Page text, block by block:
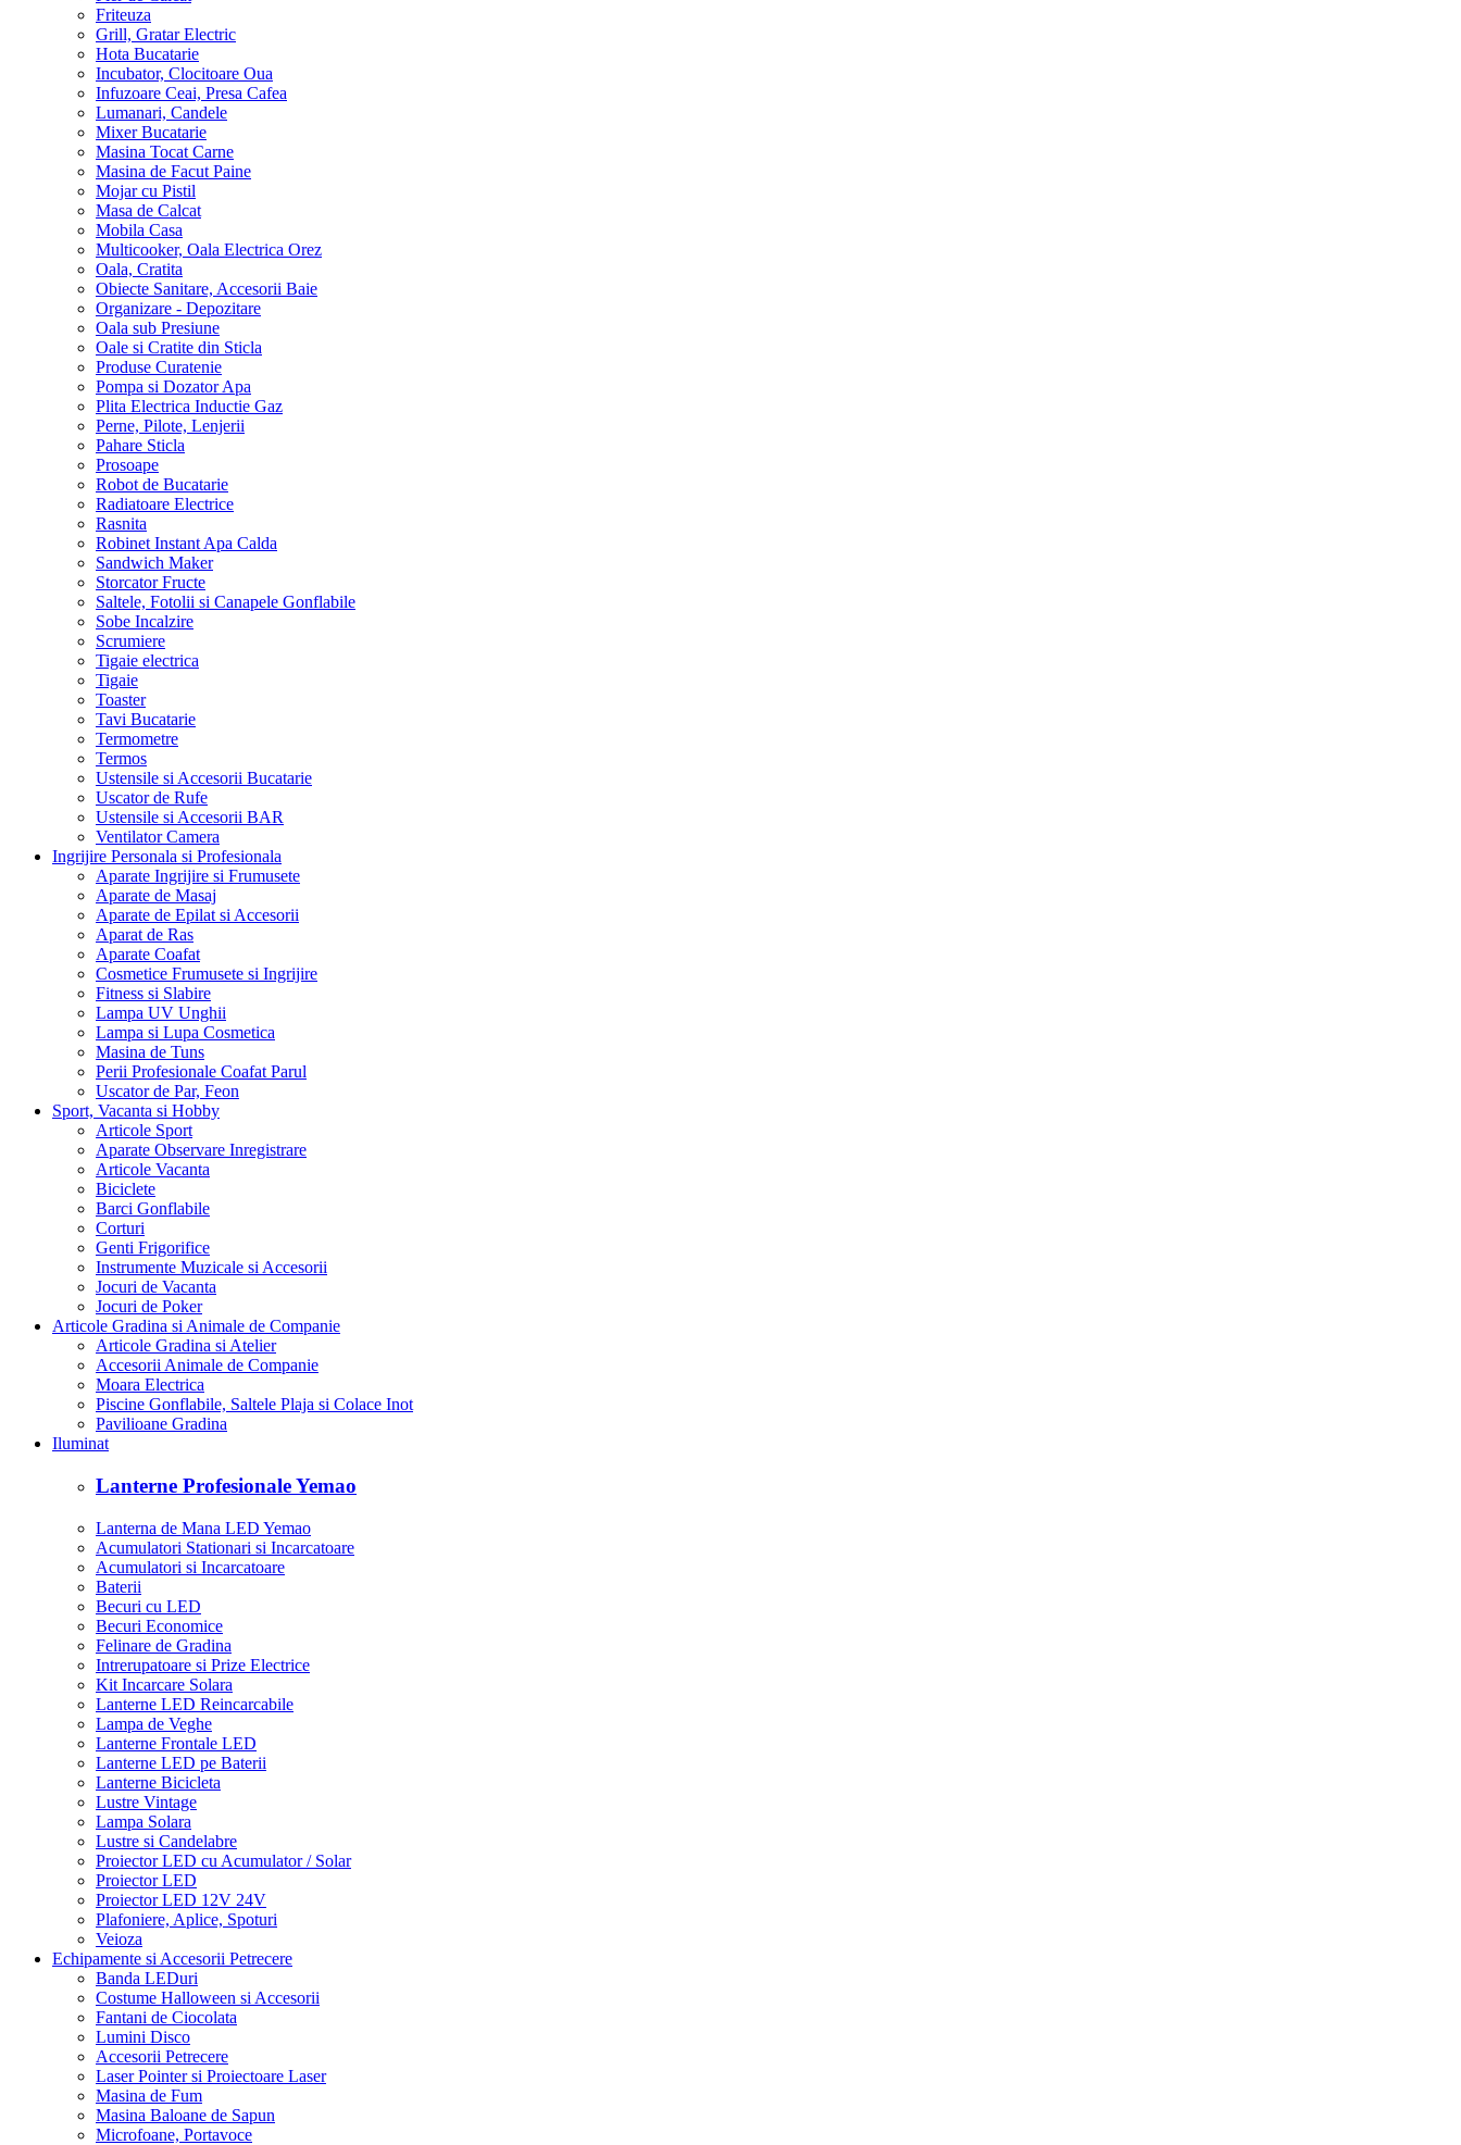
Friteuza
Grill, Gratar Electric
Hota Bucatarie
Incubator, Clocitoare Oua
Infuzoare Ceai, Presa Cafea
Lumanari, Candele
Mixer Bucatarie
Masina Tocat Carne
Masina de Facut Paine
Mojar cu Pistil
Masa de Calcat
Mobila Casa
Multicooker, Oala Electrica Orez
Oala, Cratita
Obiecte Sanitare, Accesorii Baie
Organizare - Depozitare
Oala sub Presiune
Oale si Cratite din Sticla
Produse Curatenie
Pompa si Dozator Apa
Plita Electrica Inductie Gaz
Perne, Pilote, Lenjerii
Pahare Sticla
Prosoape
Robot de Bucatarie
Radiatoare Electrice
Rasnita
Robinet Instant Apa Calda
Sandwich Maker
Storcator Fructe
Saltele, Fotolii si Canapele Gonflabile
Sobe Incalzire
Scrumiere
Tigaie electrica
Tigaie
Toaster
Tavi Bucatarie
Termometre
Termos
Ustensile si Accesorii Bucatarie
Uscator de Rufe
Ustensile si Accesorii BAR
Ventilator Camera
Ingrijire Personala si Profesionala
Aparate Ingrijire si Frumusete
Aparate de Masaj
Aparate de Epilat si Accesorii
Aparat de Ras
Aparate Coafat
Cosmetice Frumusete si Ingrijire
Fitness si Slabire
Lampa UV Unghii
Lampa si Lupa Cosmetica
Masina de Tuns
Perii Profesionale Coafat Parul
Uscator de Par, Feon
Sport, Vacanta si Hobby
Articole Sport
Aparate Observare Inregistrare
Articole Vacanta
Biciclete
Barci Gonflabile
Corturi
Genti Frigorifice
Instrumente Muzicale si Accesorii
Jocuri de Vacanta
Jocuri de Poker
Articole Gradina si Animale de Companie
Articole Gradina si Atelier
Accesorii Animale de Companie
Moara Electrica
Piscine Gonflabile, Saltele Plaja si Colace Inot
Pavilioane Gradina
Iluminat
Lanterne Profesionale Yemao
Lanterna de Mana LED Yemao
Acumulatori Stationari si Incarcatoare
Acumulatori si Incarcatoare
Baterii
Becuri cu LED
Becuri Economice
Felinare de Gradina
Intrerupatoare si Prize Electrice
Kit Incarcare Solara
Lanterne LED Reincarcabile
Lampa de Veghe
Lanterne Frontale LED
Lanterne LED pe Baterii
Lanterne Bicicleta
Lustre Vintage
Lampa Solara
Lustre si Candelabre
Proiector LED cu Acumulator / Solar
Proiector LED
Proiector LED 12V 24V
Plafoniere, Aplice, Spoturi
Veioza
Echipamente si Accesorii Petrecere
Banda LEDuri
Costume Halloween si Accesorii
Fantani de Ciocolata
Lumini Disco
Accesorii Petrecere
Laser Pointer si Proiectoare Laser
Masina de Fum
Masina Baloane de Sapun
Microfoane, Portavoce